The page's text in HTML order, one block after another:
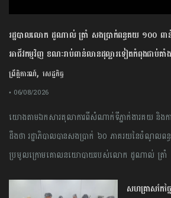
រដ្ឋបាលលោក ដូណាល់ ត្រាំ សងប្រាក់ពន្ធគយ ១០០ ពា
អាជីវកម្មវិញ ខណៈរាប់ពាន់លានដុល្លារទៀតកំពុងជាប់គាំង
ព្រឹត្តិការណ៍, សេដ្ឋកិច្ច
• 06/08/2026
យោងតាមឯកសារតុលាការពីសំណាក់ទីភ្នាក់ងារគយ និងការ
ដឹងថា រដ្ឋាភិបាលបានសងប្រាក់ ៦០ ភាគរយនៃចំណូល
ប្រមូលក្រោមគោលនយោបាយរបស់លោក ដូណាល់ ត្រាំ
សហគ្រាសកែច្ន